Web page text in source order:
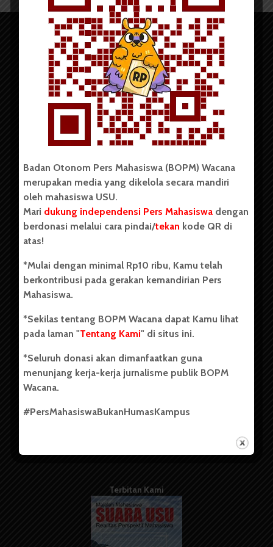
Copyright © 2023. All rights reserved BOPM WACANA.
Badan Otonom Pers Mahasiswa (BOPM) Wacana merupakan
pers mahasiswa yang berdiri di luar kampus dan dikelola
secara mandiri oleh mahasiswa Universitas Sumatera Utara
(USU). Sebelumnya BOPM Wacana merupakan salah satu
Unit Kegiatan Mahasiswa (UKM) di Universitas Sumatera
berdiri pada 1 Juli 1995.
Kontribusi
Info Iklan
Pedoman Media Siber
Kode Etik Jurnalistik
Terbitan Kami
Badan Otonom Pers Mahasiswa (BOPM) Wacana
merupakan media yang dikelola secara mandiri
oleh mahasiswa USU.
Mari dukung independensi Pers Mahasiswa dengan
berdonasi melalui cara pindai/tekan kode QR di
atas!
*Mulai dengan minimal Rp10 ribu, Kamu telah
berkontribusi pada gerakan kemandirian Pers
Mahasiswa.
*Sekilas tentang BOPM Wacana dapat Kamu lihat
pada laman "Tentang Kami" di situs ini.
*Seluruh donasi akan dimanfaatkan guna
menunjang kerja-kerja jurnalisme publik BOPM
Wacana.
#PersMahasiswaBukanHumasKampus